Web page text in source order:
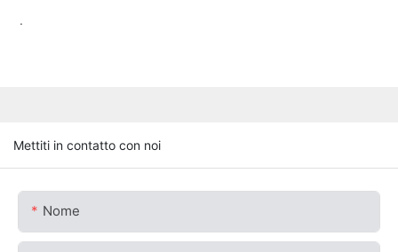
.
Mettiti in contatto con noi
Nome